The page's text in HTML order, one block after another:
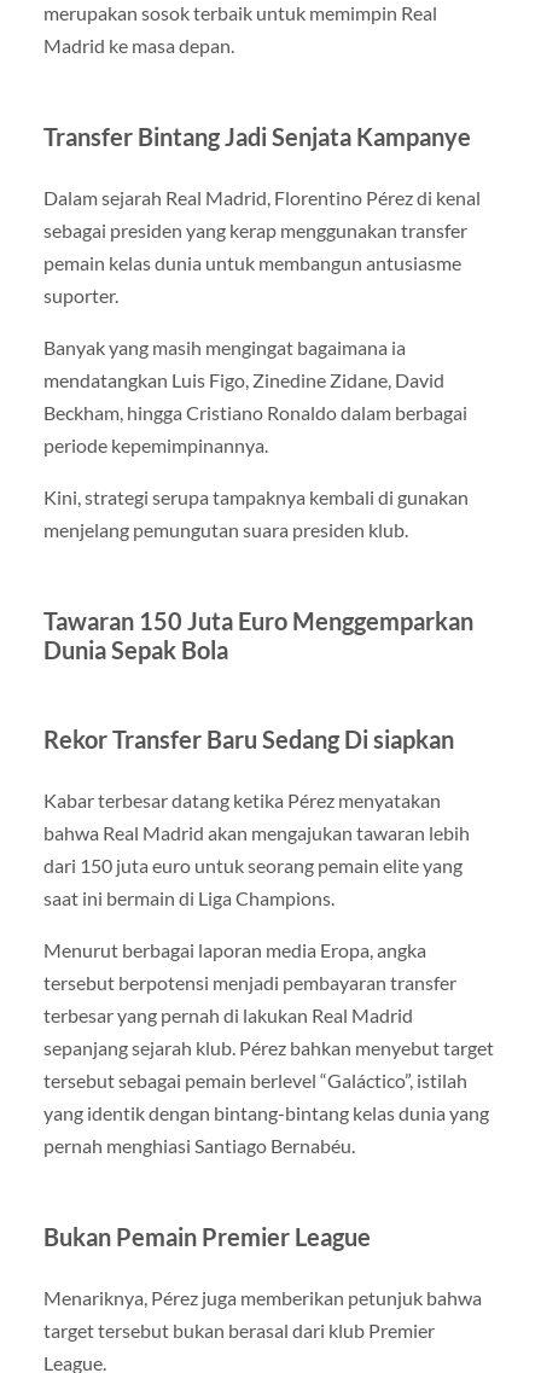
merupakan sosok terbaik untuk memimpin Real
Madrid ke masa depan.
Transfer Bintang Jadi Senjata Kampanye
Dalam sejarah Real Madrid, Florentino Pérez di kenal
sebagai presiden yang kerap menggunakan transfer
pemain kelas dunia untuk membangun antusiasme
suporter.
Banyak yang masih mengingat bagaimana ia
mendatangkan Luis Figo, Zinedine Zidane, David
Beckham, hingga Cristiano Ronaldodalam berbagai
periode kepemimpinannya.
Kini, strategi serupa tampaknya kembali di gunakan
menjelang pemungutan suara presiden klub.
Tawaran 150 Juta Euro Menggemparkan
Dunia Sepak Bola
Rekor Transfer Baru Sedang Di siapkan
Kabar terbesar datang ketika Pérez menyatakan
bahwa Real Madrid akan mengajukan tawaran lebih
dari 150 juta euro untuk seorang pemain elite yang
saat ini bermain di Liga Champions.
Menurut berbagai laporan media Eropa, angka
tersebut berpotensi menjadi pembayaran transfer
terbesar yang pernah di lakukan Real Madrid
sepanjang sejarah klub. Pérez bahkan menyebut target
tersebut sebagai pemain berlevel “Galáctico”, istilah
yang identik dengan bintang-bintang kelas dunia yang
pernah menghiasi Santiago Bernabéu.
Bukan Pemain Premier League
Menariknya, Pérez juga memberikan petunjuk bahwa
target tersebut bukan berasal dari klub Premier
League.